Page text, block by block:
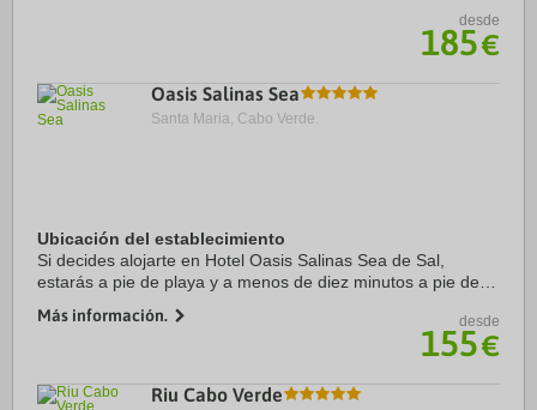
desde
185€
Oasis Salinas Sea
Santa Maria, Cabo Verde.
Ubicación del establecimiento
Si decides alojarte en Hotel Oasis Salinas Sea de Sal,
estarás a pie de playa y a menos de diez minutos a pie de
este complejo con todo incluido se ...
Más información. desde
155€
Riu Cabo Verde